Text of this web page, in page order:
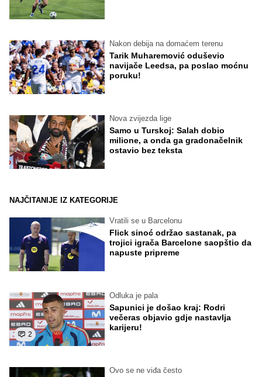
Nakon debija na domaćem terenu
Tarik Muharemović oduševio
navijače Leedsa, pa poslao moćnu
poruku!
Nova zvijezda lige
Samo u Turskoj: Salah dobio
milione, a onda ga gradonačelnik
ostavio bez teksta
NAJČITANIJE IZ KATEGORIJE
Vratili se u Barcelonu
Flick sinoć održao sastanak, pa
trojici igrača Barcelone saopštio da
napuste pripreme
2
Odluka je pala
Sapunici je došao kraj: Rodri
večeras objavio gdje nastavlja
karijeru!
Ovo se ne viđa često